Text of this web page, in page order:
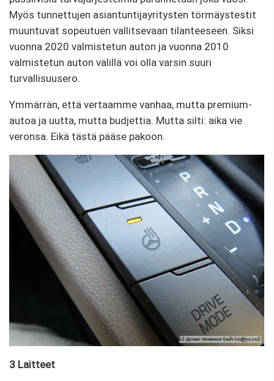
Myös tunnettujen asiantuntijayritysten törmäystestit
muuntuvat sopeutuen vallitsevaan tilanteeseen. Siksi
vuonna 2020 valmistetun auton ja vuonna 2010
valmistetun auton välillä voi olla varsin suuri
turvallisuusero.
Ymmärrän, että vertaamme vanhaa, mutta premium-
autoa ja uutta, mutta budjettia. Mutta silti: aika vie
veronsa. Eikä tästä pääse pakoon.
3 Laitteet